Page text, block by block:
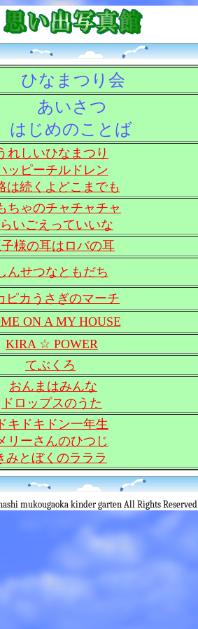
ひなまつり会
あいさつ
はじめのことば
れしいひなまつり
ッピーチルドレン
は続くよどこまでも
ちゃのチャチャチャ
いごえっていいな
様の耳はロバの耳
んせつなともだち
ピカうさぎのマーチ
ON A MY HOUSE
KIRA ☆ POWER
てぶくろ
おんまはみんな
ドロップスのうた
ドキドキドン一年生
リーさんのひつじ
みとぼくのラララ
mukougaoka kinder garten All Rights Reserved